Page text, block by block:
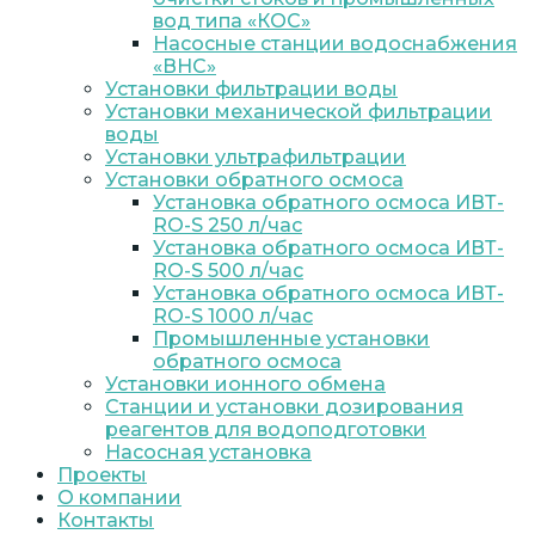
вод типа «КОС»
Насосные станции водоснабжения
«ВНС»
Установки фильтрации воды
Установки механической фильтрации
воды
Установки ультрафильтрации
Установки обратного осмоса
Установка обратного осмоса ИВТ-
RO-S 250 л/час
Установка обратного осмоса ИВТ-
RO-S 500 л/час
Установка обратного осмоса ИВТ-
RO-S 1000 л/час
Промышленные установки
обратного осмоса
Установки ионного обмена
Станции и установки дозирования
реагентов для водоподготовки
Насосная установка
Проекты
О компании
Контакты